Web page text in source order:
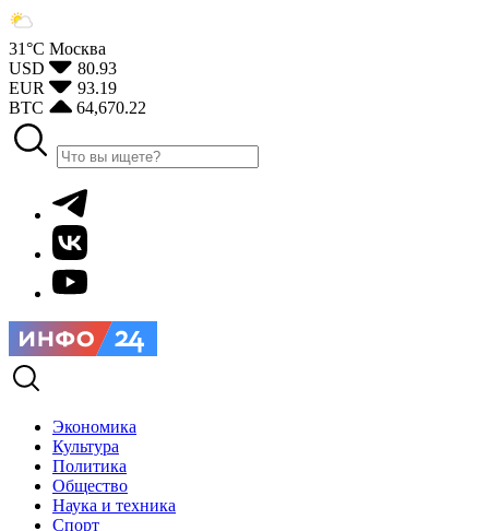
31°С Москва
USD
80.93
EUR
93.19
BTC
64,670.22
Экономика
Культура
Политика
Общество
Наука и техника
Спорт